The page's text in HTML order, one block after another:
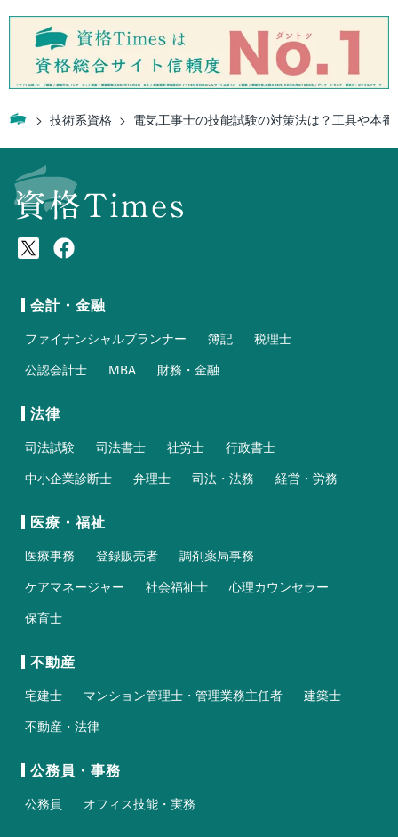
技術系資格 電気工事士の技能試験の対策法は？工具や本
会計・金融
ファイナンシャルプランナー 簿記
税理士
公認会計士
MBA 財務・金融
法律
司法試験 司法書士 社労士
行政書士
中小企業診断士
弁理士 司法・法務 経営・労務
医療・福祉
医療事務 登録販売者
調剤薬局事務
ケアマネージャー
社会福祉士
心理カウンセラー
保育士
不動産
宅建士 マンション管理士・管理業務主任者
建築士
不動産・法律
公務員・事務
公務員 オフィス技能・実務